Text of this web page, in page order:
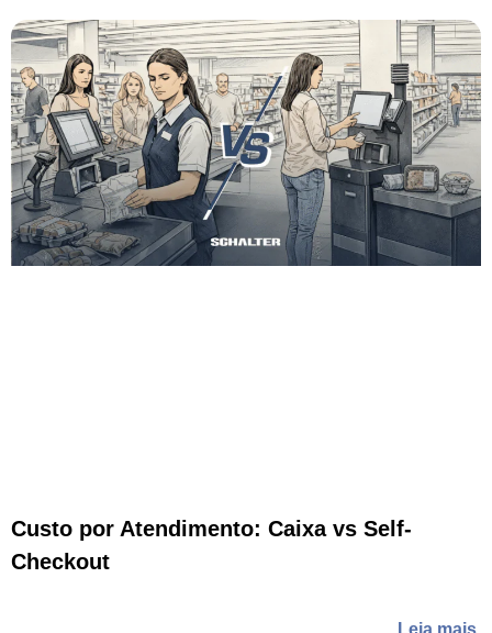
Custo por Atendimento: Caixa vs Self-
Checkout